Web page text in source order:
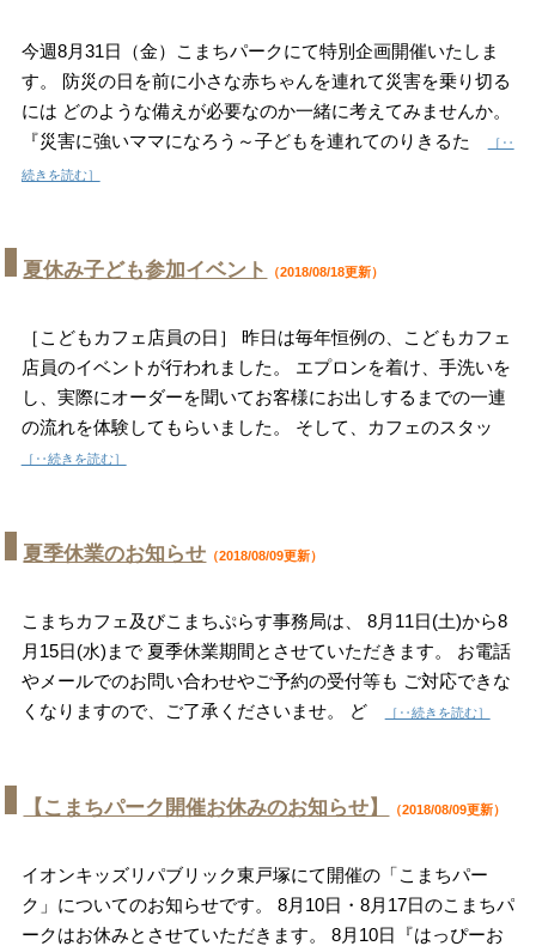
今週8月31日（金）こまちパークにて特別企画開催いたしま
す。 防災の日を前に小さな赤ちゃんを連れて災害を乗り切る
には どのような備えが必要なのか一緒に考えてみませんか。
『災害に強いママになろう～子どもを連れてのりきるた
［‥
続きを読む］
夏休み子ども参加イベント （2018/08/18更新）
［こどもカフェ店員の日］ 昨日は毎年恒例の、こどもカフェ
店員のイベントが行われました。 エプロンを着け、手洗いを
し、実際にオーダーを聞いてお客様にお出しするまでの一連
の流れを体験してもらいました。 そして、カフェのスタッ
［‥続きを読む］
夏季休業のお知らせ （2018/08/09更新）
こまちカフェ及びこまちぷらす事務局は、 8月11日(土)から8
月15日(水)まで 夏季休業期間とさせていただきます。 お電話
やメールでのお問い合わせやご予約の受付等も ご対応できな
くなりますので、ご了承くださいませ。 ど
［‥続きを読む］
【こまちパーク開催お休みのお知らせ】 （2018/08/09更新）
イオンキッズリパブリック東戸塚にて開催の「こまちパー
ク」についてのお知らせです。 8月10日・8月17日のこまちパ
ークはお休みとさせていただきます。 8月10日『はっぴーお